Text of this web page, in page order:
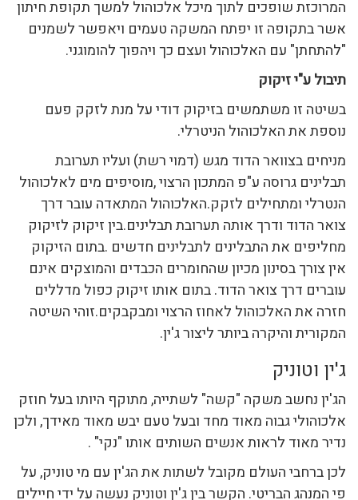
המרוכזת שופכים לתוך מיכל אלכוהול למשך תקופת חיתון
אשר בתקופה זו יפתח המשקה טעמים ויאפשר לשמנים
"להתחתן" עם האלכוהול ועצם כך ויהפוך להומוגני.
תיבול ע"י זיקוק
בשיטה זו משתמשים בזיקוק דודי על מנת לזקק פעם
נוספת את האלכוהול הניטרלי.
מניחים בצוואר הדוד מגש (דמוי רשת) ועליו תערובת
תבלינים גרוסה ע"פ המתכון הרצוי ,מוסיפים מים לאלכוהול
הנטרלי ומתחילים לזקק.האלכוהול המתאדה עובר דרך
צואר הדוד ודרך אותה תערובת תבלינים.בין זיקוק לזיקוק
מחליפים את התבלינים לתבלינים חדשים .בתום הזיקוק
אין צורך בסינון מכיון שהחומרים הכבדים והמוצקים אינם
עוברים דרך צואר הדוד. בתום אותו זיקוק כפול מדללים
חזרה את האלכוהול לאחוז הרצוי ומבקבקים.זוהי השיטה
המקורית והיקרה ביותר ליצור ג'ין.
ג'ין וטוניק
הג'ין נחשב משקה "קשה" לשתייה, מתוקף היותו בעל חוזק
אלכוהולי גבוה מאוד מחד ובעל טעם יבש מאוד מאידך, ולכן
נדיר מאוד לראות אנשים השותים אותו "נקי" .
לכן ברחבי העולם מקובל לשתות את הג'ין עם מי טוניק, על
פי המנהג הבריטי. הקשר בין ג'ין וטוניק נעשה על ידי חיילים